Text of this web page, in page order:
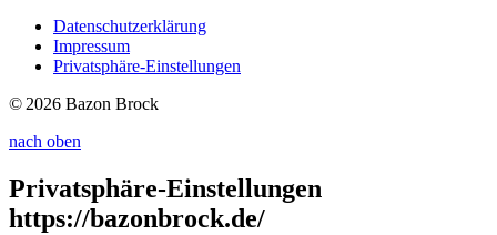
Datenschutzerklärung
Impressum
Privatsphäre-Einstellungen
© 2026 Bazon Brock
nach oben
Privatsphäre-Einstellungen
https://bazonbrock.de/